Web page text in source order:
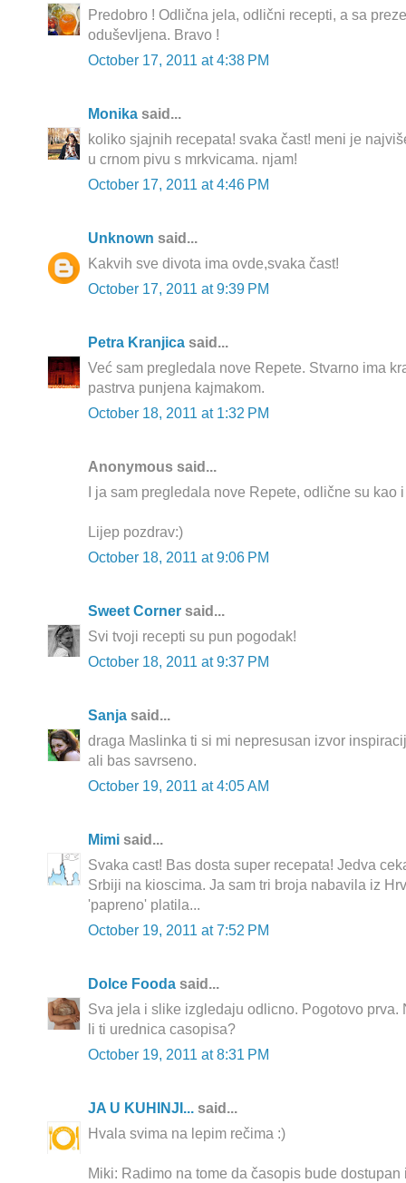
Predobro ! Odlična jela, odlični recepti, a sa
oduševljena. Bravo !
October 17, 2011 at 4:38 PM
Monika said...
koliko sjajnih recepata! svaka čast! meni je
u crnom pivu s mrkvicama. njam!
October 17, 2011 at 4:46 PM
Unknown said...
Kakvih sve divota ima ovde,svaka čast!
October 17, 2011 at 9:39 PM
Petra Kranjica said...
Već sam pregledala nove Repete. Stvarno ima
pastrva punjena kajmakom.
October 18, 2011 at 1:32 PM
Anonymous said...
I ja sam pregledala nove Repete, odlične su kao
Lijep pozdrav:)
October 18, 2011 at 9:06 PM
Sweet Corner said...
Svi tvoji recepti su pun pogodak!
October 18, 2011 at 9:37 PM
Sanja said...
draga Maslinka ti si mi nepresusan izvor
ali bas savrseno.
October 19, 2011 at 4:05 AM
Mimi said...
Svaka cast! Bas dosta super recepata! Jedva
Srbiji na kioscima. Ja sam tri broja nabavila iz
'papreno' platila...
October 19, 2011 at 7:52 PM
Dolce Fooda said...
Sva jela i slike izgledaju odlicno. Pogotovo prva.
li ti urednica casopisa?
October 19, 2011 at 8:31 PM
JA U KUHINJI... said...
Hvala svima na lepim rečima :)
Miki: Radimo na tome da časopis bude